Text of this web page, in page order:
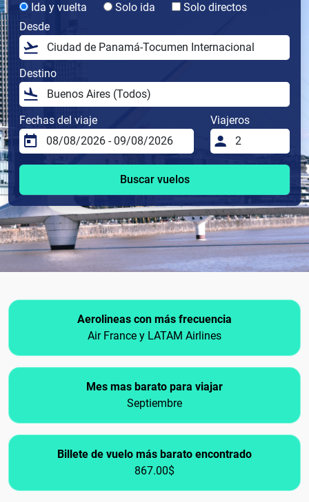
Ida y vuelta Solo ida
Solo directos
Desde
Destino
Fechas del viaje Viajeros
Buscar vuelos
Aerolineas con más frecuencia
Air France y LATAM Airlines
Mes mas barato para viajar
Septiembre
Billete de vuelo más barato encontrado
867.00$